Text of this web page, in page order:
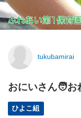
tukubamirai
おにいさん🧑お
ひよこ組